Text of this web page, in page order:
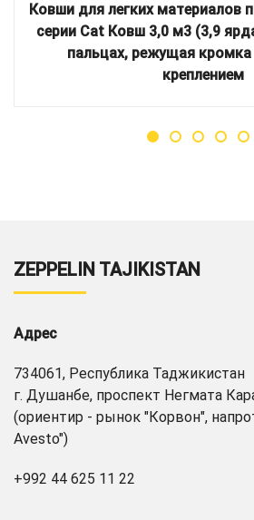
Ковши для легких материалов
серии Cat Ковш 3,0 м3 (3,9
пальцах, режущая
креплением
ZEPPELIN TAJIKISTAN
Адрес
734061, Республика Таджикистан
г. Душанбе, проспект Негмата
(ориентир - рынок "Корвон",
Avesto")
+992 44 625 11 22